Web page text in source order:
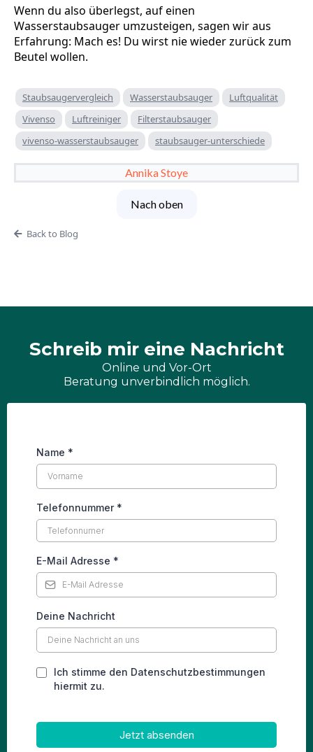
Wenn du also überlegst, auf einen
Wasserstaubsauger umzusteigen, sagen wir aus
Erfahrung: Mach es! Du wirst nie wieder zurück zum
Beutel wollen.
Staubsaugervergleich Wasserstaubsauger
Luftqualität
Vivenso
Luftreiniger
Filterstaubsauger
vivenso-wasserstaubsauger
staubsauger-unterschiede
Annika Stoye
Nach oben
Back to Blog
Schreib mir eine Nachricht
Online und Vor-Ort
Beratung unverbindlich möglich.
Name *
Telefonnummer *
E-Mail Adresse *
Deine Nachricht
Ich stimme den Datenschutzbestimmungen
hiermit zu.
Jetzt absenden